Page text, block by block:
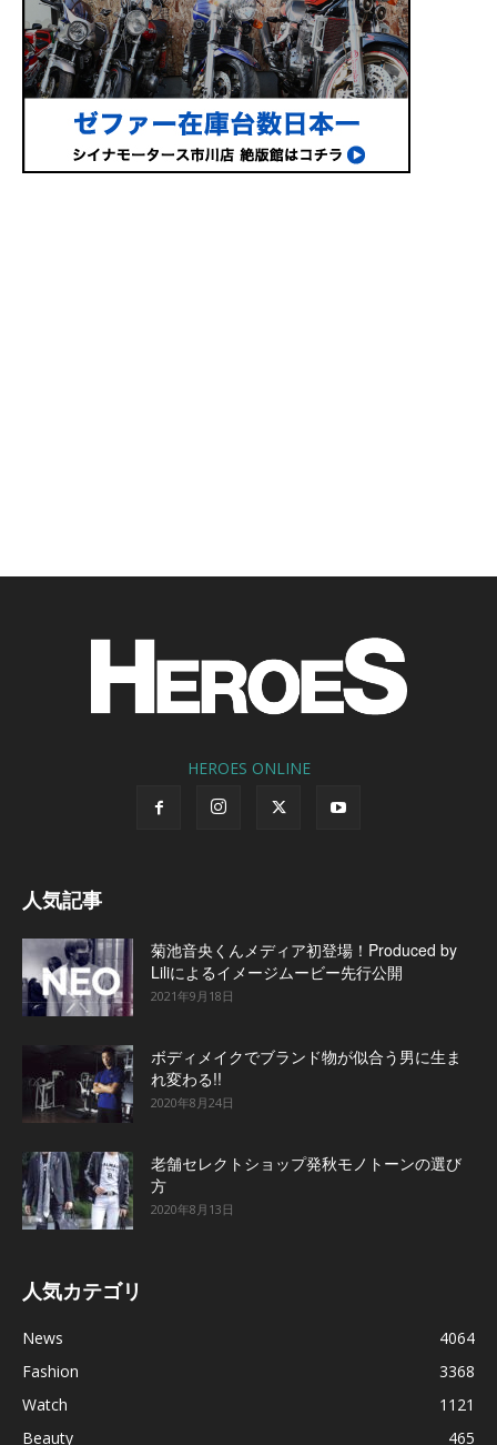
HEROES ONLINE
人気記事
菊池音央くんメディア初登場！Produced by
Liliによるイメージムービー先行公開
2021年9月18日
ボディメイクでブランド物が似合う男に生ま
れ変わる!!
2020年8月24日
老舗セレクトショップ発秋モノトーンの選び
方
2020年8月13日
人気カテゴリ
News
4064
Fashion
3368
Watch
1121
Beauty
465